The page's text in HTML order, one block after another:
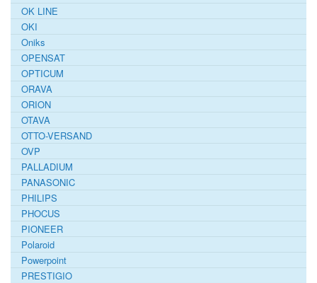
OK LINE
OKI
Oniks
OPENSAT
OPTICUM
ORAVA
ORION
OTAVA
OTTO-VERSAND
OVP
PALLADIUM
PANASONIC
PHILIPS
PHOCUS
PIONEER
Polaroid
Powerpoint
PRESTIGIO